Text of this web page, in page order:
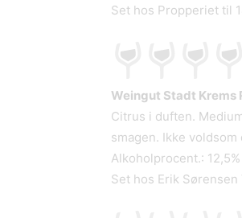
Set hos Propperiet til
Weingut Stadt Krems
Citrus i duften.
smagen. Ikke
Alkoholprocent.: 12,5%
Set hos Erik